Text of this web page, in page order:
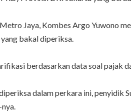
Jaya, Kombes Argo Yuwono
bakal diperiksa.
berdasarkan data soal pajak
dalam perkara ini,